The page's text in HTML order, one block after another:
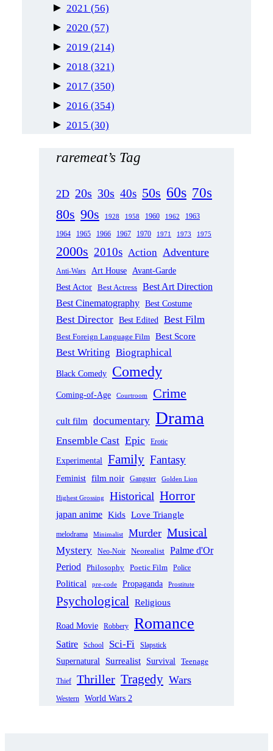
► 2021 (56)
► 2020 (57)
► 2019 (214)
► 2018 (321)
► 2017 (350)
► 2016 (354)
► 2015 (30)
raremeat’s Tag
2D 20s 30s 40s 50s 60s 70s
80s 90s 1928 1958 1960 1962 1963
1964 1965 1966 1967 1970 1971 1973 1975
2000s 2010s Action Adventure
Anti-Wars Art House
Avant-Garde
Best Actor Best Actress Best Art Direction
Best Cinematography Best Costume
Best Director Best Edited Best Film
Best Foreign Language Film Best Score
Best Writing Biographical
Black Comedy Comedy
Coming-of-Age Courtroom Crime
cult film documentary Drama
Ensemble Cast Epic Erotic
Experimental Family Fantasy
Feminist film noir Gangster Golden Lion
Highest Grossing Historical Horror
japan anime Kids Love Triangle
melodrama Minimalist Murder Musical
Mystery Neo-Noir Neorealist Palme d'Or
Period Philosophy Poetic Film Police
Political pre-code Propaganda Prostitute
Psychological Religious
Road Movie Robbery Romance
Satire School Sci-Fi Slapstick
Supernatural Surrealist Survival Teenage
Thief Thriller Tragedy Wars
Western World Wars 2